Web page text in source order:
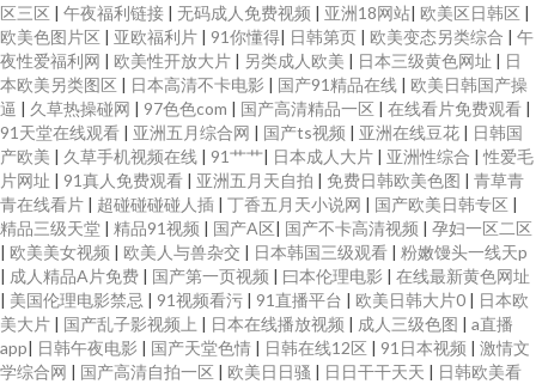
区三区 | 午夜福利链接 | 无码成人免费视频 | 亚洲18网站| 欧美区日韩区 |
欧美色图片区 | 亚欧福利片 | 91你懂得| 日韩第页 | 欧美变态另类综合 | 午
夜性爱福利网 | 欧美性开放大片 | 另类成人欧美 | 日本三级黄色网址 | 日
本欧美另类图区 | 日本高清不卡电影 | 国产91精品在线 | 欧美日韩国产操
逼 | 久草热操碰网 | 97色色com | 国产高清精品一区 | 在线看片免费观看 |
91天堂在线观看 | 亚洲五月综合网 | 国产ts视频 | 亚洲在线豆花 | 日韩国
产欧美 | 久草手机视频在线 | 91艹艹| 日本成人大片 | 亚洲性综合 |性爱毛
片网址 | 91真人免费观看 | 亚洲五月天自拍 | 免费日韩欧美色图 | 青草青
青在线看片 | 超碰碰碰碰人插 | 丁香五月天小说网 | 国产欧美日韩专区 |
精品三级天堂 | 精品91视频 | 国产A区| 国产不卡高清视频 | 孕妇一区二区
| 欧美美女视频 | 欧美人与兽杂交 | 日本韩国三级观看 | 粉嫩馒头一线天p
| 成人精品A片免费 | 国产第一页视频 | 曰本伦理电影 | 在线最新黄色网址
| 美国伦理电影禁忌 | 91视频看污 | 91直播平台 | 欧美日韩大片0 | 日本欧
美大片 | 国产乱子影视频上 | 日本在线播放视频 | 成人三级色图 | a直播
app| 日韩午夜电影 | 国产天堂色情 | 日韩在线12区 | 91日本视频 | 激情文
学综合网 | 国产高清自拍一区 | 欧美日日骚 | 日日干干天天 | 日韩欧美看